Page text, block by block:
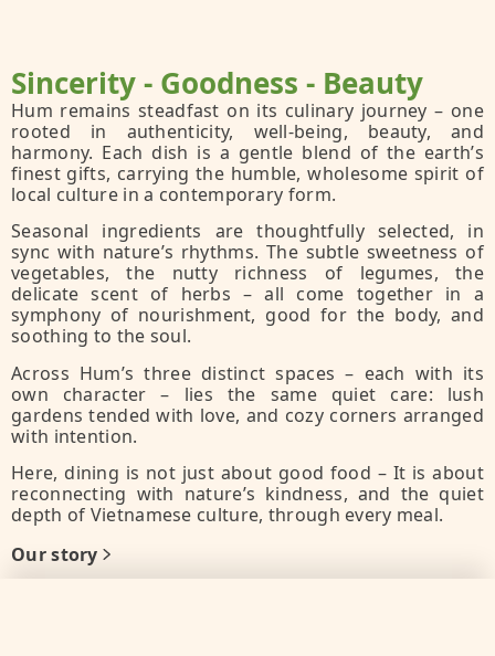
Sincerity - Goodness - Beauty
Hum remains steadfast on its culinary journey – one
rooted in authenticity, well-being, beauty, and
harmony. Each dish is a gentle blend of the earth’s
finest gifts, carrying the humble, wholesome spirit of
local culture in a contemporary form.
Seasonal ingredients are thoughtfully selected, in
sync with nature’s rhythms. The subtle sweetness of
vegetables, the nutty richness of legumes, the
delicate scent of herbs – all come together in a
symphony of nourishment, good for the body, and
soothing to the soul.
Across Hum’s three distinct spaces – each with its
own character – lies the same quiet care: lush
gardens tended with love, and cozy corners arranged
with intention.
Here, dining is not just about good food – It is about
reconnecting with nature’s kindness, and the quiet
depth of Vietnamese culture, through every meal.
Our story